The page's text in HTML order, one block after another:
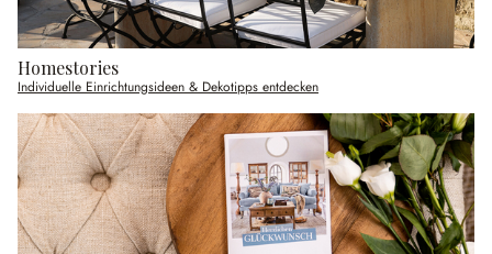
Homestories
Individuelle Einrichtungsideen & Dekotipps entdecken